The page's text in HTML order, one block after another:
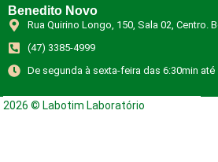
Benedito Novo
Rua Quirino Longo, 150, Sala 02, Centro.
(47) 3385-4999
De segunda à sexta-feira das 6:30min até
2026 © Labotim Laboratório